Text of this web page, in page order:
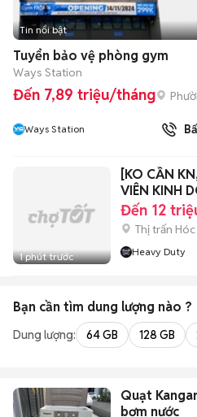
Tin nổi bật
Tuyển bảo vệ phòng gym
Ways Station
Đến 7,89 triệu/tháng
Ways Station
1 phút trước
[KO CẦN
VIÊN KINH
Đến 12
Thị trấn
Heavy Duty
Bạn cần tìm dung lượng nào ?
Dung lượng: 64 GB 128 GB
Quạt
bơm nước